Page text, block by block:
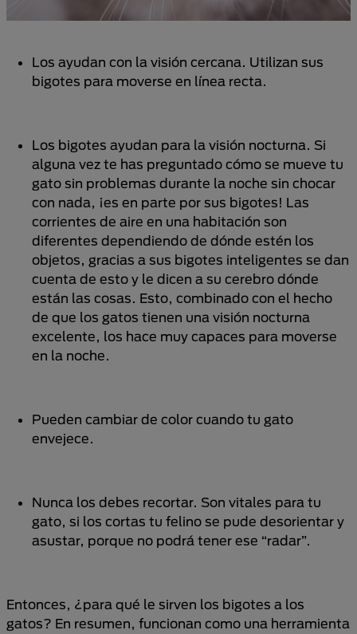
Los ayudan con la visión cercana. Utilizan sus
bigotes para moverse en línea recta.
Los bigotes ayudan para la visión nocturna. Si
alguna vez te has preguntado cómo se mueve tu
gato sin problemas durante la noche sin chocar
con nada, ¡es en parte por sus bigotes! Las
corrientes de aire en una habitación son
diferentes dependiendo de dónde estén los
objetos, gracias a sus bigotes inteligentes se dan
cuenta de esto y le dicen a su cerebro dónde
están las cosas. Esto, combinado con el hecho
de que los gatos tienen una visión nocturna
excelente, los hace muy capaces para moverse
en la noche.
Pueden cambiar de color cuando tu gato
envejece.
Nunca los debes recortar. Son vitales para tu
gato, si los cortas tu felino se pude desorientar y
asustar, porque no podrá tener ese “radar”.
Entonces, ¿para qué le sirven los bigotes a los
gatos? En resumen, funcionan como una herramienta